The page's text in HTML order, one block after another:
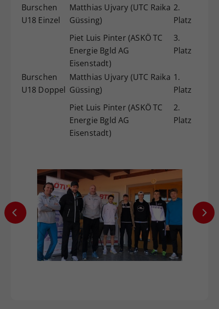
Burschen
U18 Einzel
Matthias Ujvary (UTC Raika
Güssing)
Piet Luis Pinter (ASKÖ TC
Energie Bgld AG
Eisenstadt)
2.
Platz
3.
Platz
Burschen
U18 Doppel
Matthias Ujvary (UTC Raika
Güssing)
Piet Luis Pinter (ASKÖ TC
Energie Bgld AG
Eisenstadt)
1.
Platz
2.
Platz